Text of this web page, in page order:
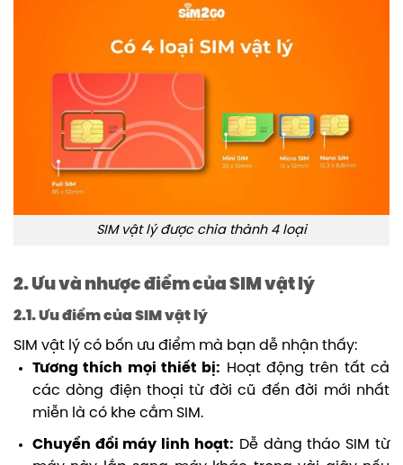
SIM vật lý được chia thành 4 loại
2. Ưu và nhược điểm của SIM vật lý
2.1. Ưu điểm của SIM vật lý
SIM vật lý có bốn ưu điểm mà bạn dễ nhận thấy:
Tương thích mọi thiết bị: Hoạt động trên tất cả
các dòng điện thoại từ đời cũ đến đời mới nhất
miễn là có khe cắm SIM.
Chuyển đổi máy linh hoạt: Dễ dàng tháo SIM từ